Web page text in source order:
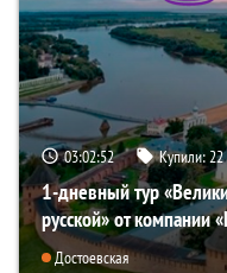
03:02:51 Купили:22
1-дневный тур
русской» от компании
Достоевская